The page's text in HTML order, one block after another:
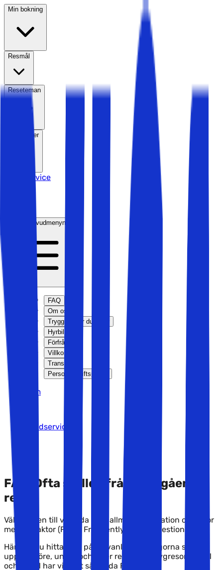
Min bokning
Resmål
Reseteman
Hotelltyper
Kundservice
Öppna huvudmenyn
FAQ
Om oss
Trygghet när du reser
Hyrbil
Förfrågan
Villkor
Transport
Personuppgiftspolicy
Hem
Kundservice
FAQ: Ofta ställda frågor angående
resan
Välkommen till vår sida med allmän information om resor
med Solfaktor (FAQ = Frequently Asked Questions).
Här kan du hitta svar på de vanligaste frågorna som
uppstår före, under och efter resan. För flygresor, hyrbil
och hotell har vi gjort särskilda FAQ.